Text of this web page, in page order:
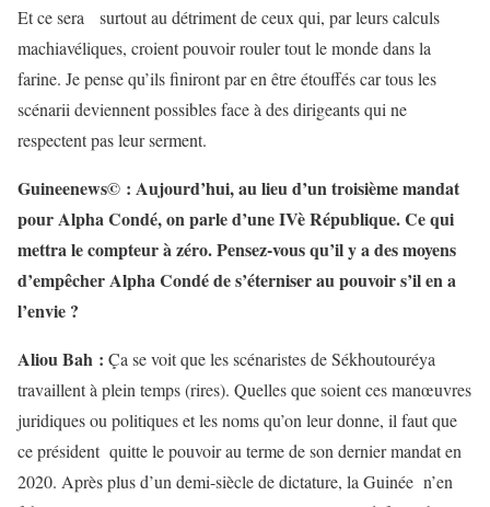
Et ce sera surtout au détriment de ceux qui, par leurs calculs
machiavéliques, croient pouvoir rouler tout le monde dans la
farine. Je pense qu’ils finiront par en être étouffés car tous les
scénarii deviennent possibles face à des dirigeants qui ne
respectent pas leur serment.
Guineenews© : Aujourd’hui, au lieu d’un troisième mandat
pour Alpha Condé, on parle d’une IVè République. Ce qui
mettra le compteur à zéro. Pensez-vous qu’il y a des moyens
d’empêcher Alpha Condé de s’éterniser au pouvoir s’il en a
l’envie ?
Aliou Bah : Ça se voit que les scénaristes de Sékhoutouréya
travaillent à plein temps (rires). Quelles que soient ces manœuvres
juridiques ou politiques et les noms qu’on leur donne, il faut que
ce président quitte le pouvoir au terme de son dernier mandat en
2020. Après plus d’un demi-siècle de dictature, la Guinée n’en